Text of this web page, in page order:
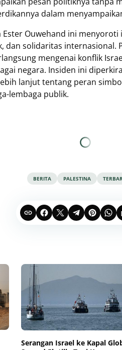
dalam
Ouwehand ini
dan solidaritas internasional.
mengenai konflik
negara. Insiden ini
lanjut tentang peran
lembaga publik.
BERITA PALESTINA
Serangan Israel ke Kapal